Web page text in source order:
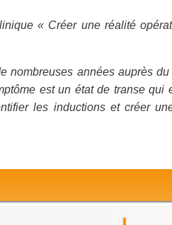
« Créer une réalité
nombreuses années auprès
est un état de transe
les inductions et créer